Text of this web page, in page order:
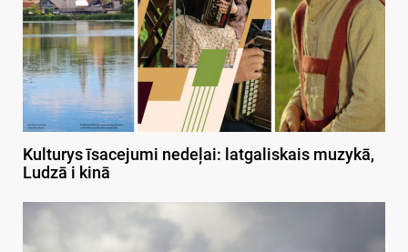
Kulturys īsacejumi nedeļai: latgaliskais muzykā,
Ludzā i kinā